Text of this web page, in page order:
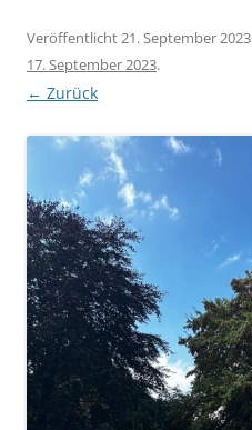
Veröffentlicht21. September 2023
17. September 2023.
← Zurück